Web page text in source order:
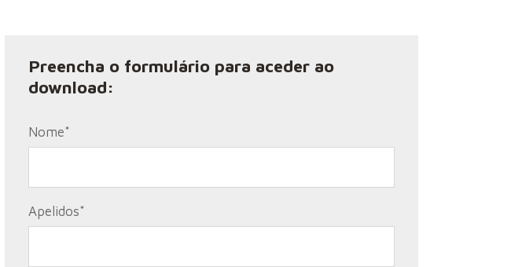
Preencha o formulário para aceder ao
download:
Nome*
Apelidos*